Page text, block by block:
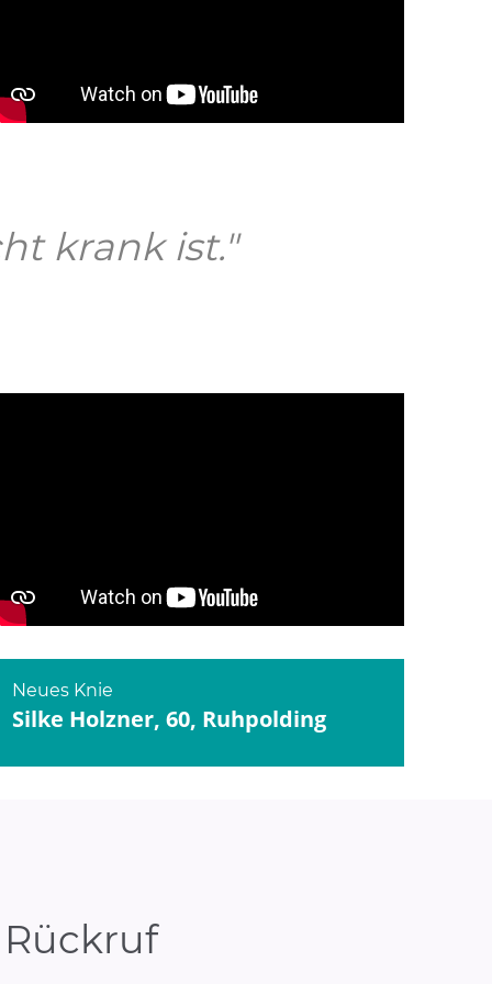
Bei Klick wird dieses Video von YouTube bereitgestellt.
Datenschutzerklärung
krankist."
Bei Klick wird dieses Video von YouTube bereitgestellt.
Datenschutzerklärung
Neues Knie
Silke Holzner, 60, Ruhpolding